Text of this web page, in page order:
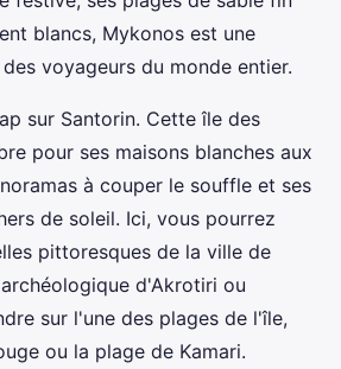
blancs, Mykonos est une
voyageurs du monde entier.
sur Santorin. Cette île des
pour ses maisons blanches aux
à couper le souffle et ses
de soleil. Ici, vous pourrez
pittoresques de la ville de
d'Akrotiri ou
sur l'une des plages de l'île,
ou la plage de Kamari.